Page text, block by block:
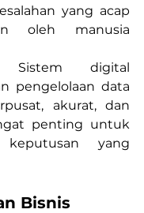
yang acap
oleh manusia
digital
pengelolaan data
akurat, dan
penting untuk
keputusan yang
Bisnis